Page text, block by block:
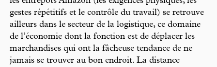
gestes répétitifs et le contrôle du travail) se retrouve
ailleurs dans le secteur de la logistique, ce domaine
de l’économie dont la fonction est de déplacer les
marchandises qui ont la fâcheuse tendance de ne
jamais se trouver au bon endroit. La distance